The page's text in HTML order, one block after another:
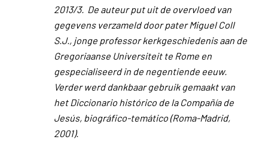
2013/3. De auteur put uit de overvloed van
gegevens verzameld door pater Miguel Coll
S.J., jonge professor kerkgeschiedenis aan de
Gregoriaanse Universiteit te Rome en
gespecialiseerd in de negentiende eeuw.
Verder werd dankbaar gebruik gemaakt van
het Diccionario histórico de la Compañía de
Jesús, biográfico-temático (Roma-Madrid,
2001).